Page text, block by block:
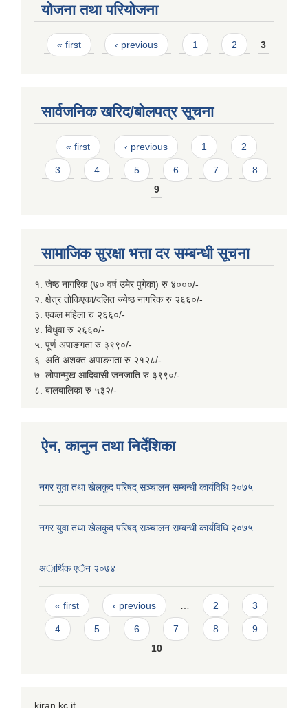
योजना तथा परियोजना
Pages
« first ‹ previous 1 2 3
सार्वजनिक खरिद/बोलपत्र सूचना
Pages
« first ‹ previous 1 2
3 4 5 6 7
8
9
सामाजिक सुरक्षा भत्ता दर सम्बन्धी सूचना
१. जेष्ठ नागरिक (७० वर्ष उमेर पुगेका) रु ४०००/-
२. क्षेत्र तोकिएका/दलित ज्येष्ठ नागरिक रु २६६०/-
३. एकल महिला रु २६६०/-
४. विधुवा रु २६६०/-
५. पूर्ण अपाङगता रु ३९९०/-
६. अति अशक्त अपाङगता रु २१२८/-
७. लोपान्मुख आदिवासी जनजाति रु ३९९०/-
८. बालबालिका रु ५३२/-
ऐन, कानुन तथा निर्देशिका
नगर युवा तथा खेलकुद परिषद् सञ्चालन सम्बन्धी कार्यविधि २०७५
नगर युवा तथा खेलकुद परिषद् सञ्चालन सम्बन्धी कार्यविधि २०७५
अार्थिक एेन २०७४
Pages
« first ‹ previous … 2 3
4 5 6 7 8
9
10
kiran kc it